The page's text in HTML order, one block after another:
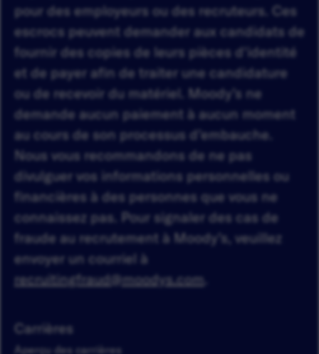
pour des employeurs ou des recruteurs. Ces
escrocs peuvent demander aux candidats de
fournir des copies de leurs pièces d'identité
et de payer afin de traiter une candidature
ou de recevoir du matériel. Moody’s ne
demande aucun paiement à aucun moment
au cours de son processus d’embauche.
Nous vous recommandons de ne pas
divulguer vos informations personnelles ou
financières à des personnes que vous ne
connaissez pas. Pour signaler des cas de
fraude au recrutement à Moody’s, veuillez
envoyer un courriel à
recruitingfraud@moodys.com
Carrières
Aperçu des carrières